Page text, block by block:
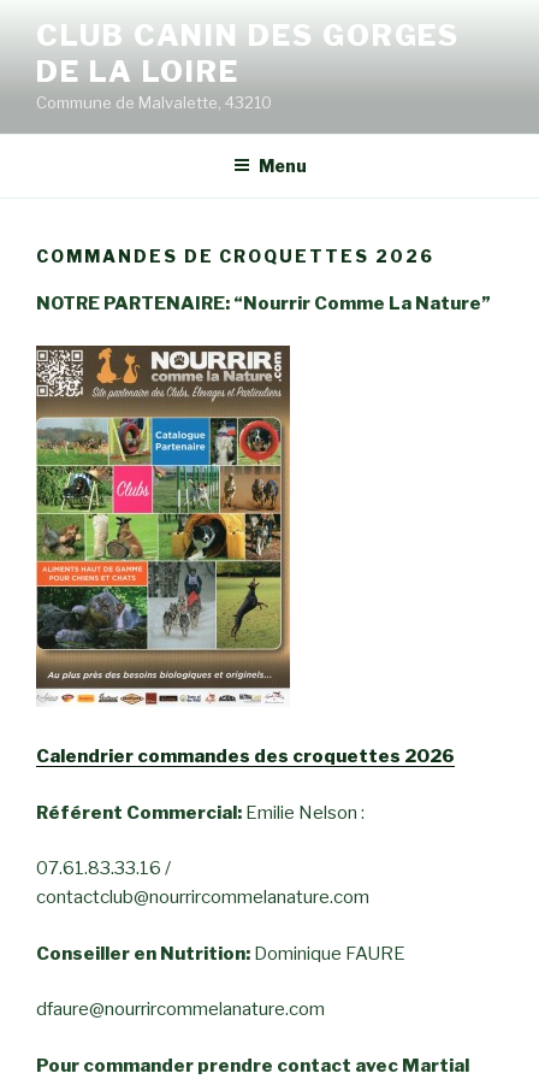
contenu
principal
CLUB CANIN DES GORGES
DE LA LOIRE
Commune de Malvalette, 43210
Menu
COMMANDES DE CROQUETTES 2026
NOTRE PARTENAIRE: “Nourrir Comme La Nature”
Calendrier commandes des croquettes 2026
Référent Commercial: Emilie Nelson :
07.61.83.33.16 /
contactclub@nourrircommelanature.com
Conseiller en Nutrition: Dominique FAURE
dfaure@nourrircommelanature.com
Pour commander prendre contact avec Martial